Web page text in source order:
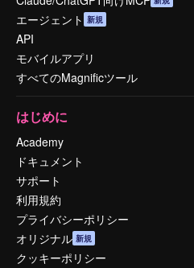
エージェント 新規
API
モバイルアプリ
すべてのMagnificツール
はじめに
Academy
ドキュメント
サポート
利用規約
プライバシーポリシー
オリジナル 新規
クッキーポリシー